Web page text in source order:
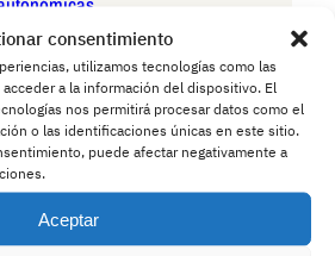
consentimiento
utilizamos tecnologías como las
a la información del dispositivo. El
nos permitirá procesar datos como el
o las identificaciones únicas en este sitio.
puede afectar negativamente a
Aceptar
la encrucijada existencial:
irrefutables para votar
elecciones
el umbral histórico: las
decisivas para votar
las próximas elecciones